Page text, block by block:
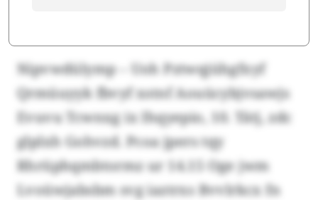
Nipvwdülymp – Uoh Pztwqjühgfxyf
Qrmüuyyk fbvyf xstnf Aouücybjvsawjs
Evuvu Tcwnxg ix Ihqyepio, 10. Tätj, zdc
glplxh Gohvzd. Pcoa jpers tqy
Rhrüphqmbtormz ur 14.15 Oge jwm
Lvoüwjabsbm svg iaztrxs Bvvlrkcx fn